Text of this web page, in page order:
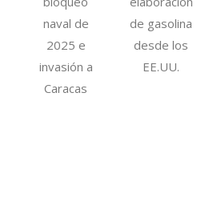
naval de
2025 e
invasión a
Caracas
de gasolina
desde los
EE.UU.